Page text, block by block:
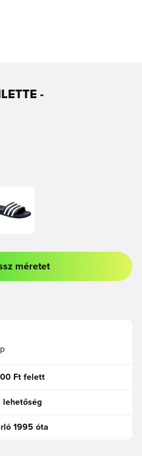
-
vagy a tagként való
méretet
Ft felett
lehetőség
1995 óta